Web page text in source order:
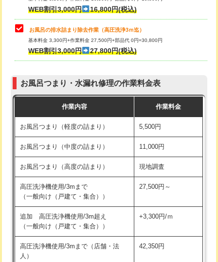
小便器トイレ脱着
その他部品の脱着 8,800円～
交換・取付（タンク）
交換・取付（普通便座） 11,000円+材料費
交換・取付（温水洗浄便座） 16,500円+材料費
交換・取付(単水栓（壁付・デッキ
式）)
13,200円+材料費
交換・取付(混合水栓（壁付・デッキ
式・ワンホール）)
16,500円+材料費
交換・取付(排水栓・排水トラップ
（P/S/ポップアップ））
22,000円+材料費
交換・取付（その他部品） 11,000円+材料費
持込商品取付（単水栓） 13,200円
持込商品取付（混合水栓）
WEB割引3,000円 16,800円(税込)
お風呂の排水詰まり除去作業（高圧洗浄3ｍ迄）
基本料金 3,300円+作業料金 27,500円+部品代 0円=30,800円
WEB割引3,000円 27,800円(税込)
お風呂つまり・水漏れ修理の作業料金表
作業内容 作業料金
お風呂つまり（軽度の詰まり） 5,500円
お風呂つまり（中度の詰まり） 11,000円
お風呂つまり（高度の詰まり） 現地調査
高圧洗浄機使用/3mまで
（一般向け（戸建て・集合））
27,500円～
追加 高圧洗浄機使用/3m超え
（一般向け（戸建て・集合））
+3,300円/ｍ
高圧洗浄機使用/3mまで（店舗・法
人）
42,350円